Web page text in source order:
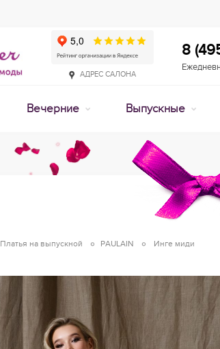
АДРЕС САЛОНА
8
Вечерние Выпускные
Платья на выпускной PAULAIN Инге миди